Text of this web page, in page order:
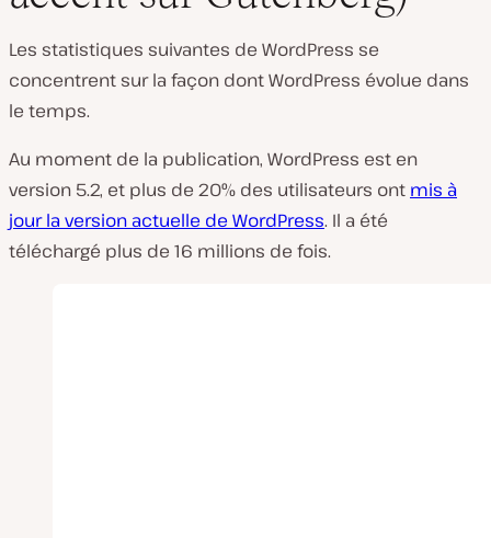
Les statistiques suivantes de WordPress se
concentrent sur la façon dont WordPress évolue dans
le temps.
Au moment de la publication, WordPress est en
version 5.2, et plus de 20% des utilisateurs ont mis à
jour la version actuelle de WordPress. Il a été
téléchargé plus de 16 millions de fois.